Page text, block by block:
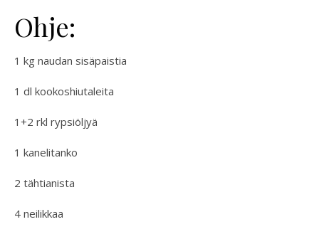
Ohje:
1 kg naudan sisäpaistia
1 dl kookoshiutaleita
1+2 rkl rypsiöljyä
1 kanelitanko
2 tähtianista
4 neilikkaa